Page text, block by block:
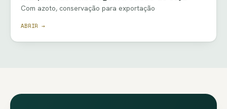
Com azoto, conservação para exportação
ABRIR →